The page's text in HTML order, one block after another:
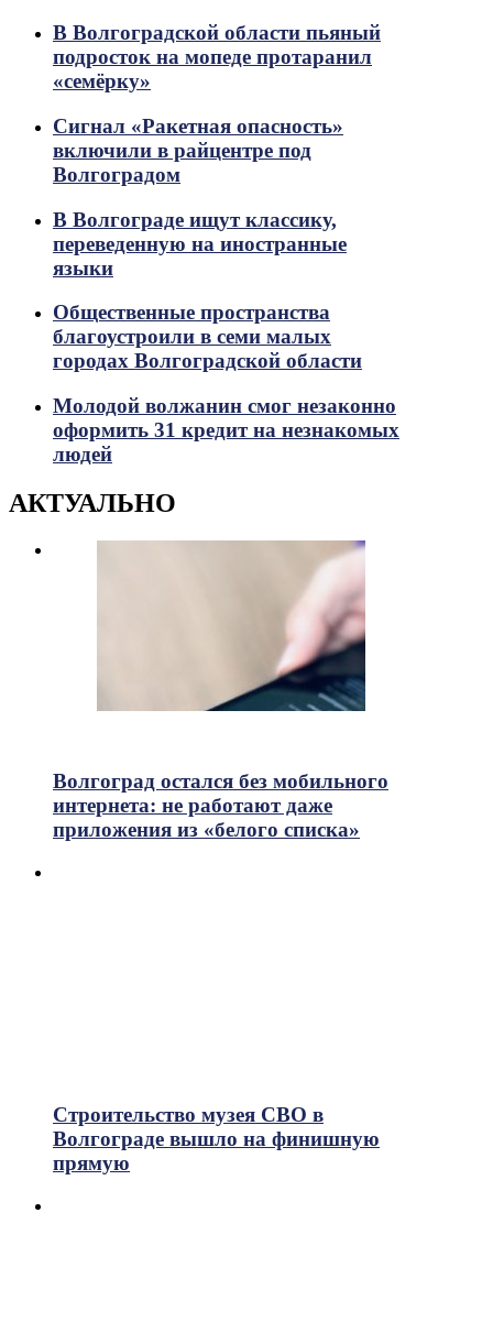
В Волгоградской области пьяный
подросток на мопеде протаранил
«семёрку»
Сигнал «Ракетная опасность»
включили в райцентре под
Волгоградом
В Волгограде ищут классику,
переведенную на иностранные
языки
Общественные пространства
благоустроили в семи малых
городах Волгоградской области
Молодой волжанин смог незаконно
оформить 31 кредит на незнакомых
людей
АКТУАЛЬНО
Волгоград остался без мобильного
интернета: не работают даже
приложения из «белого списка»
Строительство музея СВО в
Волгограде вышло на финишную
прямую